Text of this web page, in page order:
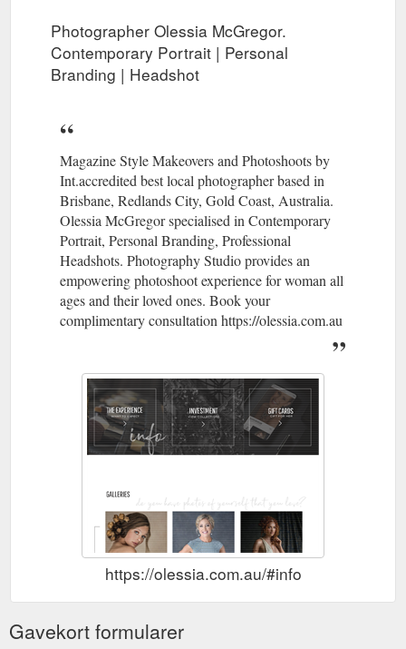
Photographer Olessia McGregor.
Contemporary Portrait | Personal
Branding | Headshot
Magazine Style Makeovers and Photoshoots by
Int.accredited best local photographer based in
Brisbane, Redlands City, Gold Coast, Australia.
Olessia McGregor specialised in Contemporary
Portrait, Personal Branding, Professional
Headshots. Photography Studio provides an
empowering photoshoot experience for woman all
ages and their loved ones. Book your
complimentary consultation https://olessia.com.au
https://olessia.com.au/#info
Gavekort formularer